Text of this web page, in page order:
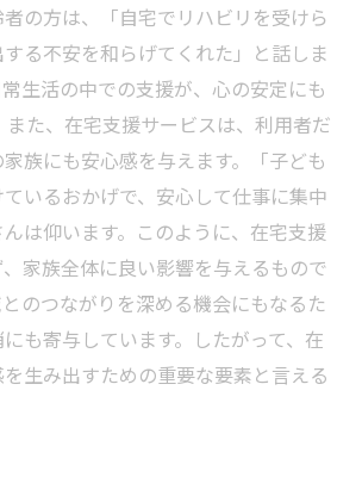
の方は、「自宅でリハビリを受けら
る不安を和らげてくれた」と話しま
生活の中での支援が、心の安定にも
また、在宅支援サービスは、利用者だ
族にも安心感を与えます。「子ども
いるおかげで、安心して仕事に集中
は仰います。このように、在宅支援
家族全体に良い影響を与えるもので
のつながりを深める機会にもなるた
も寄与しています。したがって、在
生み出すための重要な要素と言える